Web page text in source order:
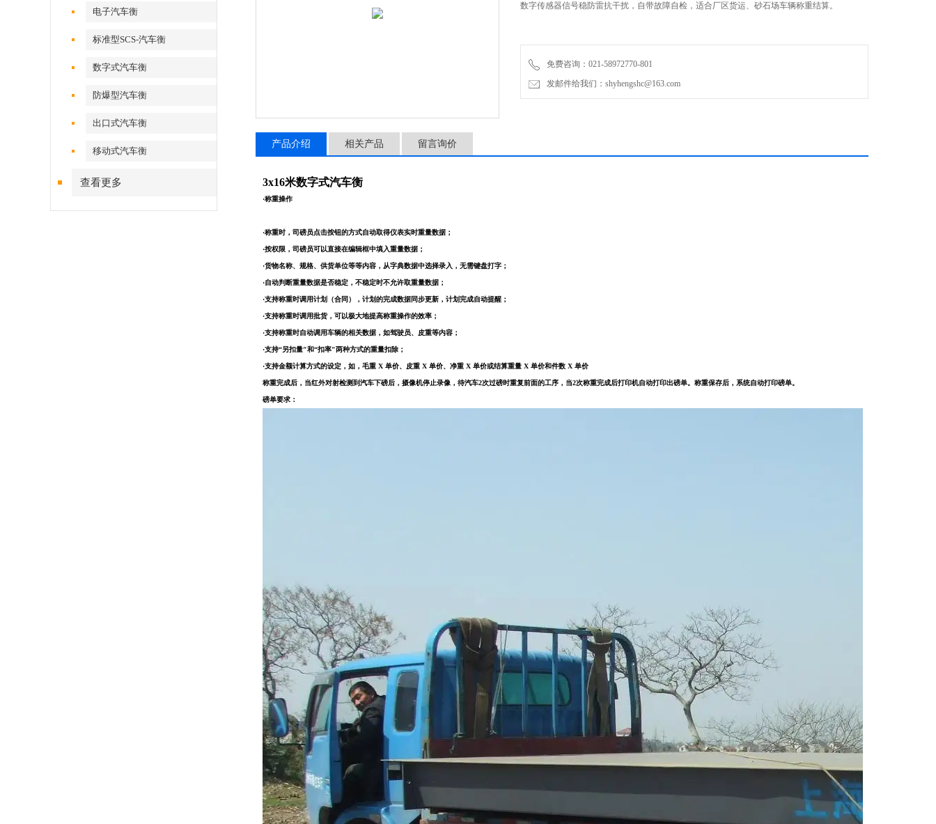
电子汽车衡
标准型SCS-汽车衡
数字式汽车衡
防爆型汽车衡
出口式汽车衡
移动式汽车衡
查看更多
数字传感器信号稳防雷抗干扰，自带故障自检，适合厂区货运、砂石场车辆称重结算。
免费咨询：021-58972770-801
发邮件给我们：shyhengshc@163.com
产品介绍 相关产品 留言询价
3x16米数字式汽车衡
·称重操作
·称重时，司磅员点击按钮的方式自动取得仪表实时重量数据；
·按权限，司磅员可以直接在编辑框中填入重量数据；
·货物名称、规格、供货单位等等内容，从字典数据中选择录入，无需键盘打字；
·自动判断重量数据是否稳定，不稳定时不允许取重量数据；
·支持称重时调用计划（合同），计划的完成数据同步更新，计划完成自动提醒；
·支持称重时调用批货，可以极大地提高称重操作的效率；
·支持称重时自动调用车辆的相关数据，如驾驶员、皮重等内容；
·支持“另扣量"和“扣率"两种方式的重量扣除；
·支持金额计算方式的设定，如，毛重 X 单价、皮重 X 单价、净重 X 单价或结算重量 X 单价和件数 X 单价
称重完成后，当红外对射检测到汽车下磅后，摄像机停止录像，待汽车2次过磅时重复前面的工序，当2次称重完成后打印机自动打印出磅单。称重保存后，系统自动打印磅单。
磅单要求：